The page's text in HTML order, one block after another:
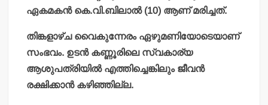
ഏകമകന്‍ കെ.വി.ബിലാല്‍ (10) ആണ് മരിച്ചത്.
തിങ്കളാഴ്ച വൈകുന്നേരം ഏഴുമണിയോടെയാണ്
സംഭവം. ഉടന്‍ കണ്ണൂരിലെ സ്വകാര്യ
ആശുപത്രിയില്‍ എത്തിച്ചെങ്കിലും ജീവന്‍
രക്ഷിക്കാന്‍ കഴിഞ്ഞില്ല.